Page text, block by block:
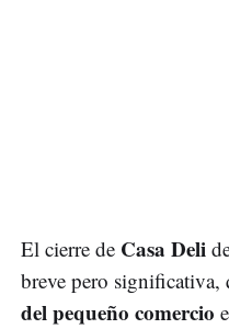
El cierre de Casa Deli
breve pero significativa,
del pequeño comercio